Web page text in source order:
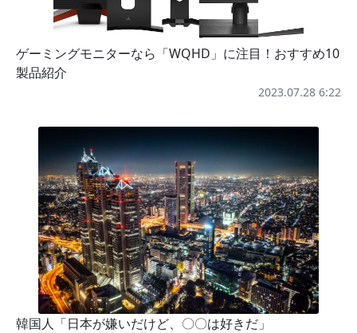
ゲーミングモニターなら「WQHD」に注目！おすすめ10
製品紹介
2023.07.28 6:22
韓国人「日本が嫌いだけど、〇〇は好きだ」